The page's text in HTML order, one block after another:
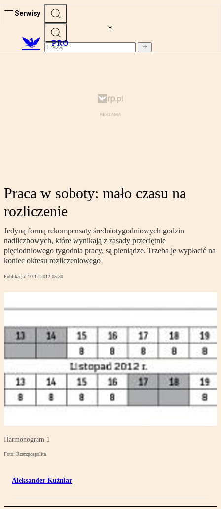
Serwisy
PRO
Praca w soboty: mało czasu na
rozliczenie
Jedyną formą rekompensaty średniotygodniowych godzin
nadliczbowych, które wynikają z zasady przeciętnie
pięciodniowego tygodnia pracy, są pieniądze. Trzeba je wypłacić na
koniec okresu rozliczeniowego
Publikacja: 10.12.2012 05:30
Harmonogram 1
Foto: Rzeczpospolita
Aleksander Kuźniar